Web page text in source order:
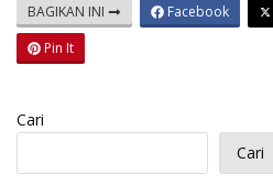
BAGIKAN INI Facebook
Pin It
Cari
Cari